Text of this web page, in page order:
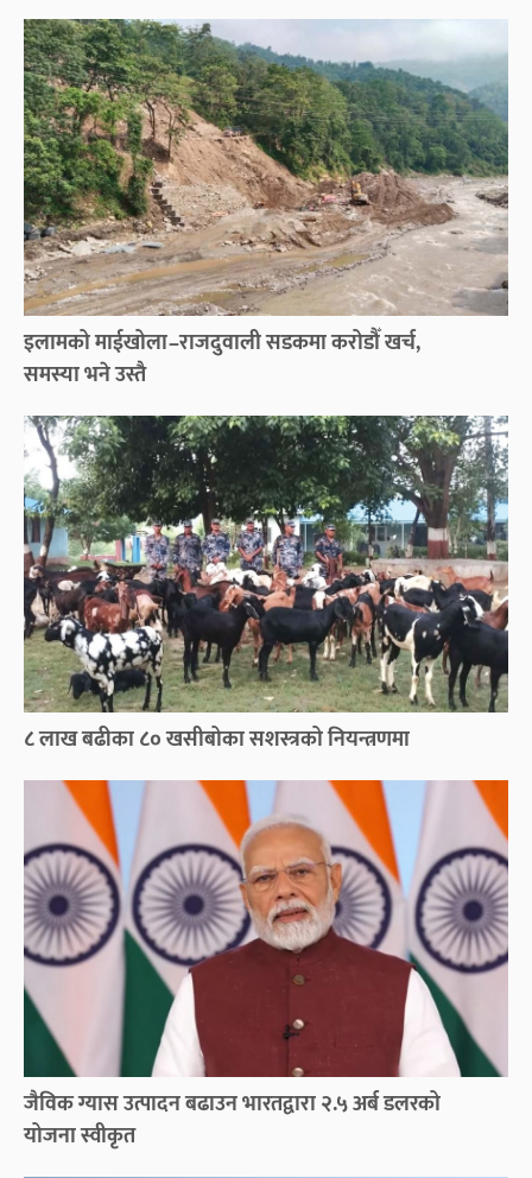
इलामको माईखोला–राजदुवाली सडकमा करोडौँ खर्च,
समस्या भने उस्तै
८ लाख बढीका ८० खसीबोका सशस्त्रको नियन्त्रणमा
जैविक ग्यास उत्पादन बढाउन भारतद्वारा २.५ अर्ब डलरको
योजना स्वीकृत